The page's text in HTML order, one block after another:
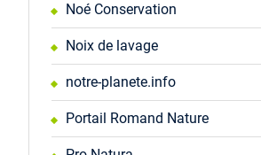
Noé Conservation
Noix de lavage
notre-planete.info
Portail Romand Nature